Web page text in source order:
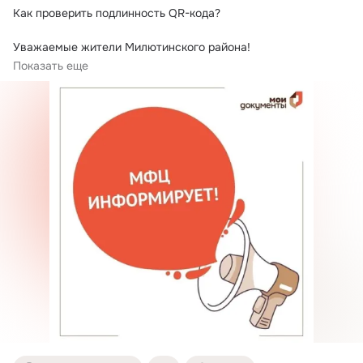
Как проверить подлинность QR-кода?
Уважаемые жители Милютинского района!
Во время пандемии COVID-19 часто возникает
необходимость...
Показать еще